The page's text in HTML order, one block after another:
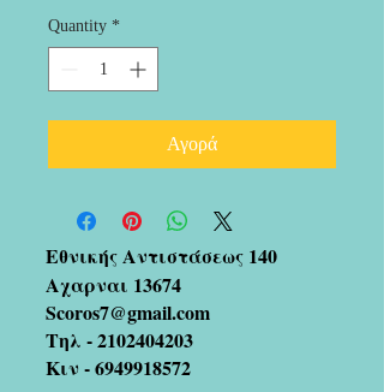
Quantity *
Αγορά
Εθνικής Αντιστάσεως 140
Αχαρναι 13674
Scoros7@gmail.com
Τηλ -2102404203
Κιν -6949918572